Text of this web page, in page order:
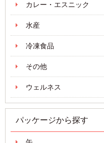
カレー・エスニック
水産
冷凍食品
その他
ウェルネス
パッケージから探す